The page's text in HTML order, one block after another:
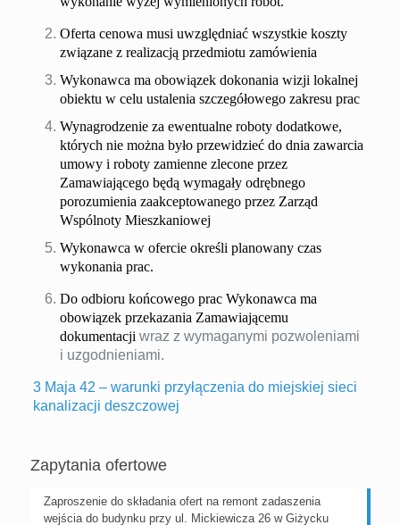
Oferta cenowa musi uwzględniać wszystkie koszty
związane z realizacją przedmiotu zamówienia
Wykonawca ma obowiązek dokonania wizji lokalnej
obiektu w celu ustalenia szczegółowego zakresu prac
Wynagrodzenie za ewentualne roboty dodatkowe,
których nie można było przewidzieć do dnia zawarcia
umowy i roboty zamienne zlecone przez
Zamawiającego będą wymagały odrębnego
porozumienia zaakceptowanego przez Zarząd
Wspólnoty Mieszkaniowej
Wykonawca w ofercie określi planowany czas
wykonania prac.
Do odbioru końcowego prac Wykonawca ma
obowiązek przekazania Zamawiającemu
dokumentacjiwraz z wymaganymi pozwoleniami
i uzgodnieniami.
3 Maja 42 – warunki przyłączenia do miejskiej sieci
kanalizacji deszczowej
Zapytania ofertowe
Zaproszenie do składania ofert na remont zadaszenia
wejścia do budynku przy ul. Mickiewicza 26 w Giżycku